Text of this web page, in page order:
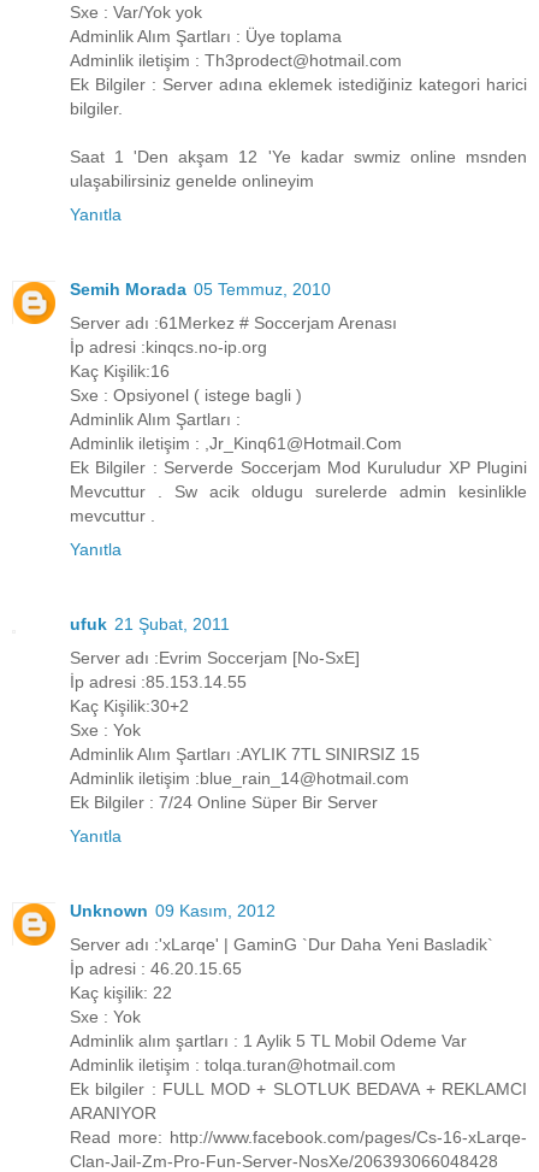
Sxe : Var/Yok yok
Adminlik Alım Şartları : Üye toplama
Adminlik iletişim : Th3prodect@hotmail.com
Ek Bilgiler : Server adına eklemek istediğiniz kategori harici
bilgiler.
Saat 1 'Den akşam 12 'Ye kadar swmiz online msnden
ulaşabilirsiniz genelde onlineyim
Yanıtla
Semih Morada 05 Temmuz, 2010
Server adı :61Merkez # Soccerjam Arenası
İp adresi :kinqcs.no-ip.org
Kaç Kişilik:16
Sxe : Opsiyonel ( istege bagli )
Adminlik Alım Şartları :
Adminlik iletişim : ,Jr_Kinq61@Hotmail.Com
Ek Bilgiler : Serverde Soccerjam Mod Kuruludur XP Plugini
Mevcuttur . Sw acik oldugu surelerde admin kesinlikle
mevcuttur .
Yanıtla
ufuk 21 Şubat, 2011
Server adı :Evrim Soccerjam [No-SxE]
İp adresi :85.153.14.55
Kaç Kişilik:30+2
Sxe : Yok
Adminlik Alım Şartları :AYLIK 7TL SINIRSIZ 15
Adminlik iletişim :blue_rain_14@hotmail.com
Ek Bilgiler : 7/24 Online Süper Bir Server
Yanıtla
Unknown 09 Kasım, 2012
Server adı :'xLarqe' | GaminG `Dur Daha Yeni Basladik`
İp adresi : 46.20.15.65
Kaç kişilik: 22
Sxe : Yok
Adminlik alım şartları : 1 Aylik 5 TL Mobil Odeme Var
Adminlik iletişim : tolqa.turan@hotmail.com
Ek bilgiler : FULL MOD + SLOTLUK BEDAVA + REKLAMCI
ARANIYOR
Read more: http://www.facebook.com/pages/Cs-16-xLarqe-
Clan-Jail-Zm-Pro-Fun-Server-NosXe/206393066048428